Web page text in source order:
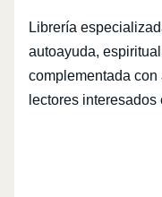
Librería
autoayuda,
complementada con
lectores